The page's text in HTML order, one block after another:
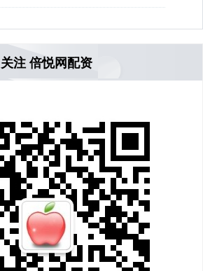
关注 倍悦网配资